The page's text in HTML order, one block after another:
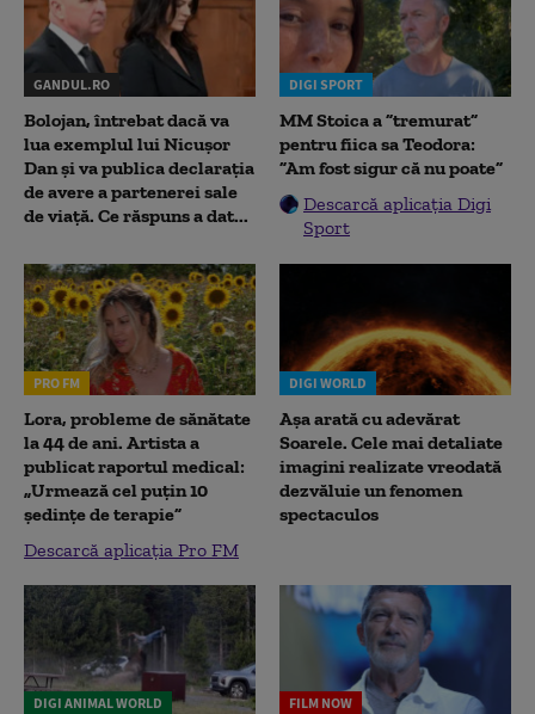
GANDUL.RO
Bolojan, întrebat dacă va
lua exemplul lui Nicușor
Dan și va publica declarația
de avere a partenerei sale
de viață. Ce răspuns a dat...
DIGI SPORT
MM Stoica a ”tremurat”
pentru fiica sa Teodora:
”Am fost sigur că nu poate”
Descarcă aplicația Digi
Sport
PRO FM
Lora, probleme de sănătate
la 44 de ani. Artista a
publicat raportul medical:
„Urmează cel puțin 10
ședințe de terapie”
Descarcă aplicația Pro FM
DIGI WORLD
Așa arată cu adevărat
Soarele. Cele mai detaliate
imagini realizate vreodată
dezvăluie un fenomen
spectaculos
DIGI ANIMAL WORLD FILM NOW